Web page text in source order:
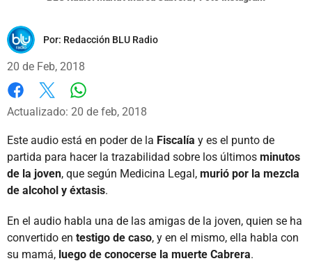
Por: Redacción BLU Radio
20 de Feb, 2018
Facebook
X
Actualizado: 20 de feb, 2018
Este audio está en poder de la Fiscalía y es el punto de
partida para hacer la trazabilidad sobre los últimos minutos
de la joven, que según Medicina Legal, murió por la mezcla
de alcohol y éxtasis.
En el audio habla una de las amigas de la joven, quien se ha
convertido en testigo de caso, y en el mismo, ella habla con
su mamá, luego de conocerse la muerte Cabrera.